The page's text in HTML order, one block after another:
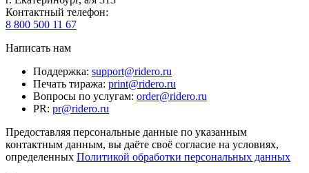
Контактный телефон:
8 800 500 11 67
Написать нам
Поддержка: support@ridero.ru
Печать тиража: print@ridero.ru
Вопросы по услугам: order@ridero.ru
PR: pr@ridero.ru
Предоставляя персональные данные по указанным
контактным данным, вы даёте своё согласие на условиях,
определенных Политикой обработки персональных данных